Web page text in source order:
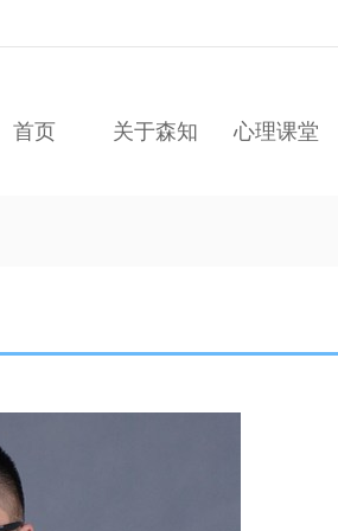
首页 关于森知 心理课堂